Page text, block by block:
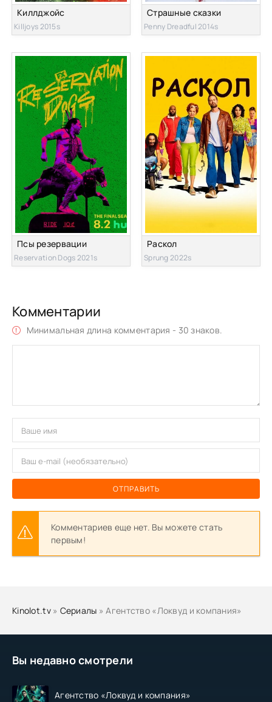
Вы недавно смотрели
Агентство «Локвуд и компания»
Киллджойс
Killjoys 2015s
Страшные сказки
Penny Dreadful 2014s
Псы резервации
Reservation Dogs 2021s
Раскол
Sprung 2022s
Комментарии
Минимальная длина комментария - 30 знаков.
ОТПРАВИТЬ
Комментариев еще нет. Вы можете стать
первым!
Kinolot.tv» Сериалы » Агентство «Локвуд и компания»